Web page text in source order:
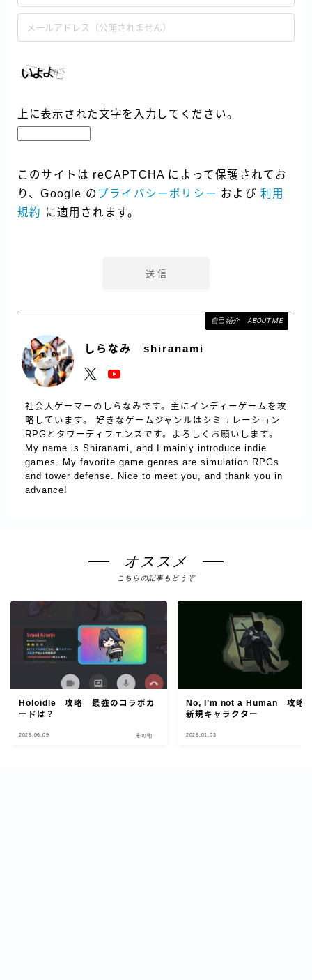
上に表示された文字を入力してください。
このサイトは reCAPTCHA によって保護されてお
り、Google の プライバシーポリシー および利用
規約 に適用されます。
自己紹介 ABOUT ME
しらなみ shiranami
社会人ゲーマーのしらなみです。主にインディーゲームを攻
略しています。 好きなゲームジャンルはシミュレーション
RPGとタワーディフェンスです。よろしくお願いします。
My name is Shiranami, and I mainly introduce indie
games. My favorite game genres are simulation RPGs
and tower defense. Nice to meet you, and thank you in
advance!
オススメ
こちらの記事もどうぞ
Holoidle 攻略 最強のコラボカ
ードは？
2025.06.09 その他
No, I’m not a Human 攻
新規キャラクター
2026.01.03